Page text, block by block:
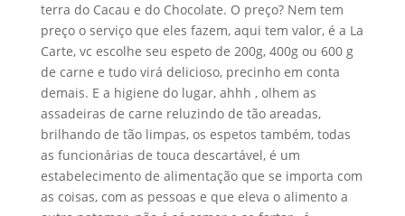
terra do Cacau e do Chocolate. O preço? Nem tem
preço o serviço que eles fazem, aqui tem valor, é a La
Carte, vc escolhe seu espeto de 200g, 400g ou 600 g
de carne e tudo virá delicioso, precinho em conta
demais. E a higiene do lugar, ahhh , olhem as
assadeiras de carne reluzindo de tão areadas,
brilhando de tão limpas, os espetos também, todas
as funcionárias de touca descartável, é um
estabelecimento de alimentação que se importa com
as coisas, com as pessoas e que eleva o alimento a